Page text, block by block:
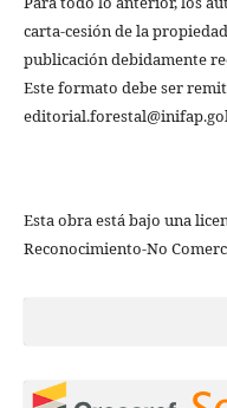
carta-cesión de la
publicación debidamente
Este formato debe ser
Esta obra está bajo una
Reconocimiento-No